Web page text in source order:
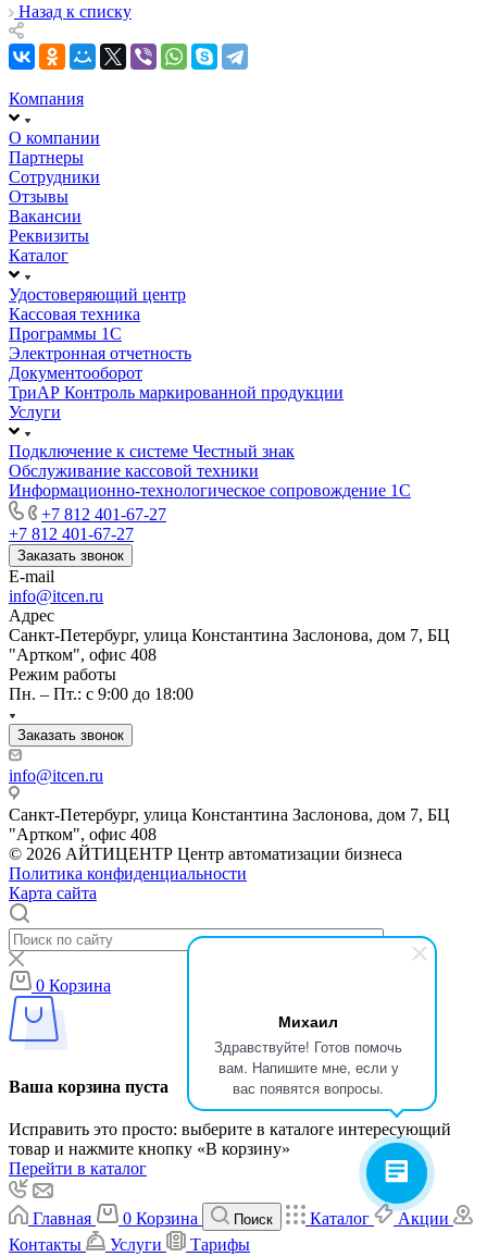
Михаил
Здравствуйте! Готов помочь
вам. Напишите мне, если у
вас появятся вопросы.
Назад к списку
Компания
О компании
Партнеры
Сотрудники
Отзывы
Вакансии
Реквизиты
Каталог
Удостоверяющий центр
Кассовая техника
Программы 1С
Электронная отчетность
Документооборот
ТриАР Контроль маркированной продукции
Услуги
Подключение к системе Честный знак
Обслуживание кассовой техники
Информационно-технологическое сопровождение 1C
+7 812 401-67-27
+7 812 401-67-27
Заказать звонок
E-mail
info@itcen.ru
Адрес
Санкт-Петербург, улица Константина Заслонова, дом 7, БЦ
"Артком", офис 408
Режим работы
Пн. – Пт.: с 9:00 до 18:00
Заказать звонок
info@itcen.ru
Санкт-Петербург, улица Константина Заслонова, дом 7, БЦ
"Артком", офис 408
© 2026 АЙТИЦЕНТР Центр автоматизации бизнеса
Политика конфиденциальности
Карта сайта
0 Корзина
Ваша корзина пуста
Исправить это просто: выберите в каталоге интересующий
товар и нажмите кнопку «В корзину»
Перейти в каталог
Главная 0 Корзина Поиск Каталог
Акции
Контакты
Услуги Тарифы